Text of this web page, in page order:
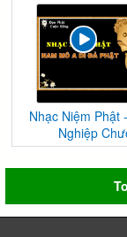
Nhạc Niệm Phật
Nghiệp